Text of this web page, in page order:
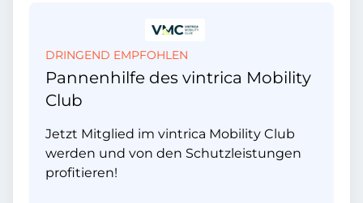
DRINGEND EMPFOHLEN
Pannenhilfe des vintrica Mobility
Club
Jetzt Mitglied im vintrica Mobility Club
werden und von den Schutzleistungen
profitieren!